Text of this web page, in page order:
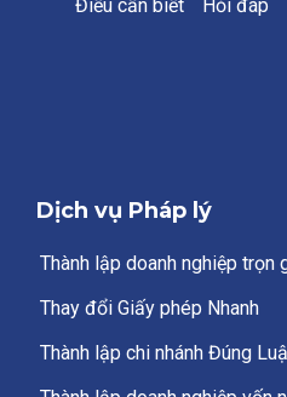
Điều cần biết Hỏi đáp
Dịch vụ Pháp lý
Thành lập doanh nghiệp trọn
Thay đổi Giấy phép Nhanh
Thành lập chi nhánh Đúng